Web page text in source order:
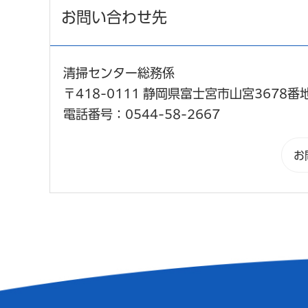
お問い合わせ先
清掃センター総務係
〒418-0111 静岡県富士宮市山宮3678番
電話番号：0544-58-2667